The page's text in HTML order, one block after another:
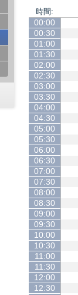
時間:
00:00
00:30
01:00
01:30
02:00
02:30
03:00
03:30
04:00
04:30
05:00
05:30
06:00
06:30
07:00
07:30
08:00
08:30
09:00
09:30
10:00
10:30
11:00
11:30
12:00
12:30